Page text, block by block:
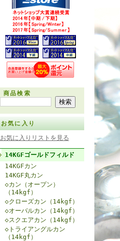
商品検索
お気に入り
お気に入りリストを見る
14KGFゴールドフィルド
14KGFカン
14KGF丸カン
◇カン（オープン）
（14kgf）
◇クローズカン（14kgf）
◇オーバルカン（14kgf）
◇スクエアカン（14kgf）
◇トライアングルカン
（14kgf）